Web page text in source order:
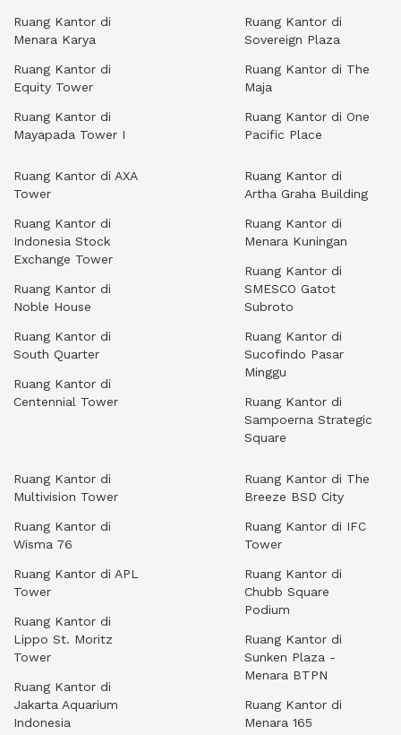
Ruang Kantor di
Menara Karya
Ruang Kantor di
Equity Tower
Ruang Kantor di
Mayapada Tower I
Ruang Kantor di
Sovereign Plaza
Ruang Kantor di The
Maja
Ruang Kantor di One
Pacific Place
Ruang Kantor di AXA
Tower
Ruang Kantor di
Indonesia Stock
Exchange Tower
Ruang Kantor di
Noble House
Ruang Kantor di
South Quarter
Ruang Kantor di
Centennial Tower
Ruang Kantor di
Artha Graha Building
Ruang Kantor di
Menara Kuningan
Ruang Kantor di
SMESCO Gatot
Subroto
Ruang Kantor di
Sucofindo Pasar
Minggu
Ruang Kantor di
Sampoerna Strategic
Square
Ruang Kantor di
Multivision Tower
Ruang Kantor di
Wisma 76
Ruang Kantor di APL
Tower
Ruang Kantor di
Lippo St. Moritz
Tower
Ruang Kantor di
Jakarta Aquarium
Indonesia
Ruang Kantor di The
Breeze BSD City
Ruang Kantor di IFC
Tower
Ruang Kantor di
Chubb Square
Podium
Ruang Kantor di
Sunken Plaza -
Menara BTPN
Ruang Kantor di
Menara 165